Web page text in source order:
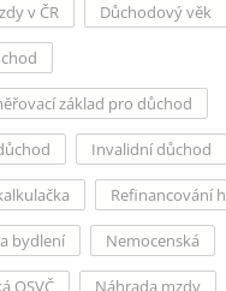
v ČR Důchodový věk
základ pro důchod
Invalidní důchod
Refinancování
bydlení Nemocenská
OSVČ Náhrada mzdy